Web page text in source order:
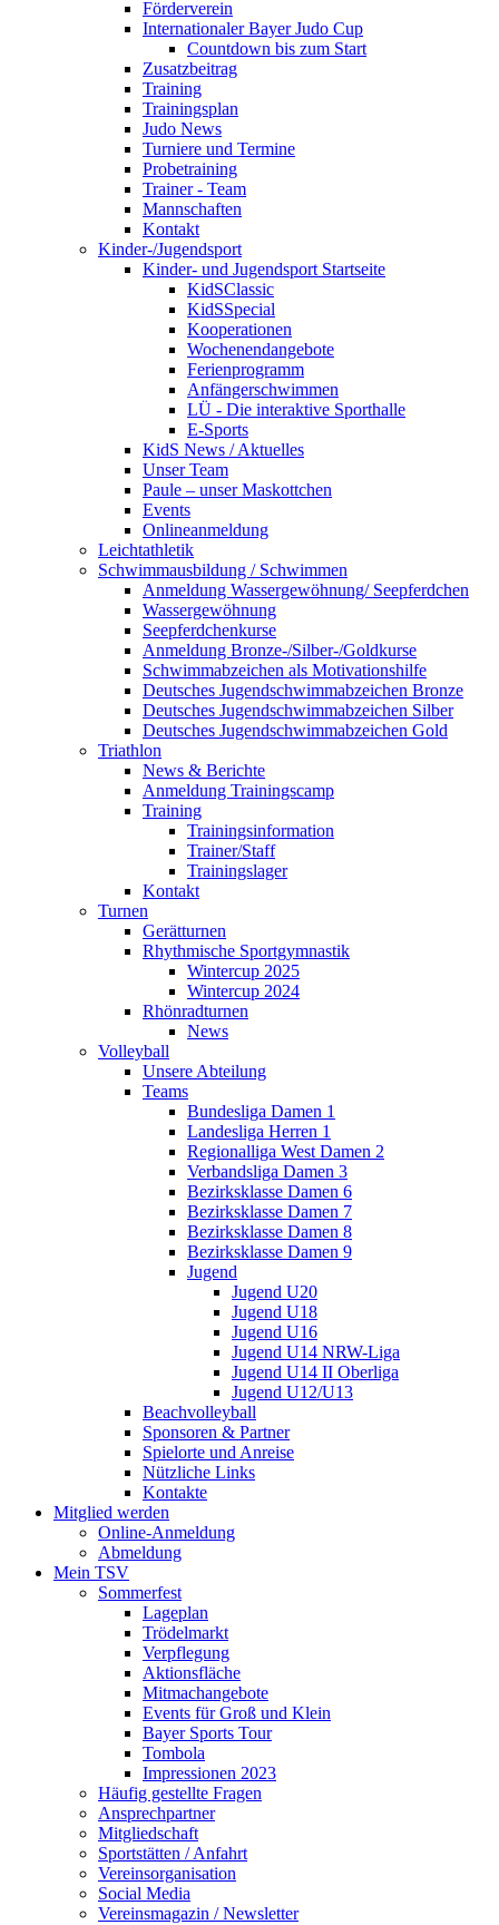
Förderverein
Internationaler Bayer Judo Cup
Countdown bis zum Start
Zusatzbeitrag
Training
Trainingsplan
Judo News
Turniere und Termine
Probetraining
Trainer - Team
Mannschaften
Kontakt
Kinder-/Jugendsport
Kinder- und Jugendsport Startseite
KidSClassic
KidSSpecial
Kooperationen
Wochenendangebote
Ferienprogramm
Anfängerschwimmen
LÜ - Die interaktive Sporthalle
E-Sports
KidS News / Aktuelles
Unser Team
Paule – unser Maskottchen
Events
Onlineanmeldung
Leichtathletik
Schwimmausbildung / Schwimmen
Anmeldung Wassergewöhnung/ Seepferdchen
Wassergewöhnung
Seepferdchenkurse
Anmeldung Bronze-/Silber-/Goldkurse
Schwimmabzeichen als Motivationshilfe
Deutsches Jugendschwimmabzeichen Bronze
Deutsches Jugendschwimmabzeichen Silber
Deutsches Jugendschwimmabzeichen Gold
Triathlon
News & Berichte
Anmeldung Trainingscamp
Training
Trainingsinformation
Trainer/Staff
Trainingslager
Kontakt
Turnen
Gerätturnen
Rhythmische Sportgymnastik
Wintercup 2025
Wintercup 2024
Rhönradturnen
News
Volleyball
Unsere Abteilung
Teams
Bundesliga Damen 1
Landesliga Herren 1
Regionalliga West Damen 2
Verbandsliga Damen 3
Bezirksklasse Damen 6
Bezirksklasse Damen 7
Bezirksklasse Damen 8
Bezirksklasse Damen 9
Jugend
Jugend U20
Jugend U18
Jugend U16
Jugend U14 NRW-Liga
Jugend U14 II Oberliga
Jugend U12/U13
Beachvolleyball
Sponsoren & Partner
Spielorte und Anreise
Nützliche Links
Kontakte
Mitglied werden
Online-Anmeldung
Abmeldung
Mein TSV
Sommerfest
Lageplan
Trödelmarkt
Verpflegung
Aktionsfläche
Mitmachangebote
Events für Groß und Klein
Bayer Sports Tour
Tombola
Impressionen 2023
Häufig gestellte Fragen
Ansprechpartner
Mitgliedschaft
Sportstätten / Anfahrt
Vereinsorganisation
Social Media
Vereinsmagazin / Newsletter